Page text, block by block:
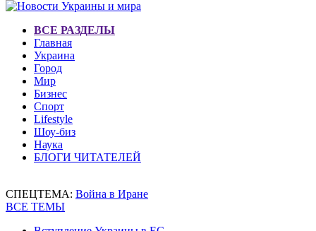
ВСЕ РАЗДЕЛЫ
Главная
Украина
Город
Мир
Бизнес
Спорт
Lifestyle
Шоу-биз
Наука
БЛОГИ ЧИТАТЕЛЕЙ
СПЕЦТЕМА: Война в Иране
ВСЕ ТЕМЫ